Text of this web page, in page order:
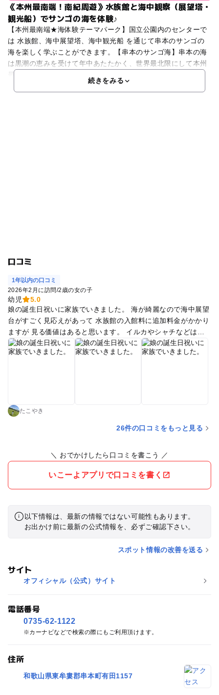
《本州最南端！南紀周遊》水族館と海中観察（展望塔・
観光船）でサンゴの海を体験♪
【本州最南端★海体験テーマパーク】国立公園内のセンターで
は 水族館、海中展望塔、海中観光船 を通じて串本のサンゴの
海を楽しく学ぶことができます。【串本のサンゴ海】串本の海
は黒潮の恵みを受けて年中あたたかく、世界最北限にして本州
最大規模のサンゴ群生が広がり、温帯と亜熱帯の生き物が入
続きをみる
口コミ
1年以内の口コミ
2026年2月に訪問/2歳の女の子
幼児
5.0
娘の誕生日祝いに家族でいきました。 海が綺麗なので海中展望
台がすごく見応えがあって 水族館の入館料に追加料金がかかり
ますが 見る価値はあると思います。 イルカやシャチなどはお
りませんが、 ウミガメにご飯をあげれるし 小さい子供でも楽
しめる施設でした。
たこやき
26件の口コミをもっと見る
＼ おでかけしたら口コミを書こう ／
いこーよアプリで口コミを書く
以下情報は、最新の情報ではない可能性もあります。
お出かけ前に最新の公式情報を、必ずご確認下さい。
スポット情報の改善を送る
サイト
オフィシャル（公式）サイト
電話番号
0735-62-1122
カーナビなどで検索の際にもご利用頂けます。
住所
和歌山県東牟婁郡串本町有田1157